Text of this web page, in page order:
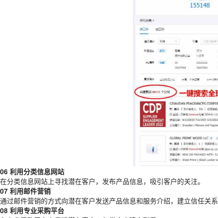
06 利用分类信息网站
在分类信息网站上寻找潜在客户，发布产品信息，吸引客户的关注。
07 利用邮件营销
通过邮件营销的方式向潜在客户发送产品信息和服务介绍，建立信任关
08 利用专业采购平台